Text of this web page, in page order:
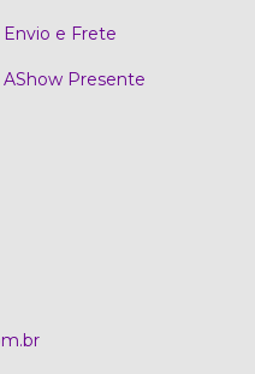
Envio e Frete
AShow Presente